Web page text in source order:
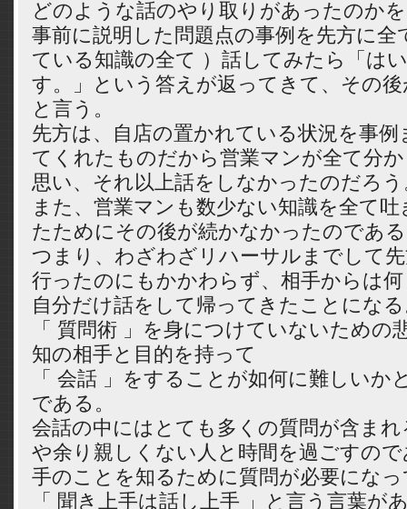
どのような話のやり取りがあったのか
事前に説明した問題点の事例を先方に全
ている知識の全て ）話してみたら「は
す。」という答えが返ってきて、その
と言う。
先方は、自店の置かれている状況を事
てくれたものだから営業マンが全て分
思い、それ以上話をしなかったのだろう
また、営業マンも数少ない知識を全て
たためにその後が続かなかったのであ
つまり、わざわざリハーサルまでして
行ったのにもかかわらず、相手からは
自分だけ話をして帰ってきたことにな
「 質問術 」を身につけていないための
知の相手と目的を持って
「 会話 」をすることが如何に難しいか
である。
会話の中にはとても多くの質問が含ま
や余り親しくない人と時間を過ごすの
手のことを知るために質問が必要にな
「 聞き上手は話し上手 」と言う言葉が